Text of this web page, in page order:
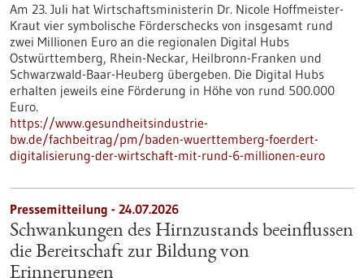
Am 23. Juli hat Wirtschaftsministerin Dr. Nicole Hoffmeister-
Kraut vier symbolische Förderschecks von insgesamt rund
zwei Millionen Euro an die regionalen Digital Hubs
Ostwürttemberg, Rhein-Neckar, Heilbronn-Franken und
Schwarzwald-Baar-Heuberg übergeben. Die Digital Hubs
erhalten jeweils eine Förderung in Höhe von rund 500.000
Euro.
https://www.gesundheitsindustrie-
bw.de/fachbeitrag/pm/baden-wuerttemberg-foerdert-
digitalisierung-der-wirtschaft-mit-rund-6-millionen-euro
Pressemitteilung - 24.07.2026
Schwankungen des Hirnzustands beeinflussen
die Bereitschaft zur Bildung von
Erinnerungen